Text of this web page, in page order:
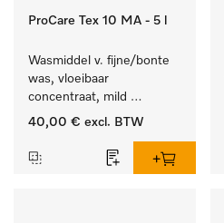
ProCare Tex 10 MA - 5 l
Wasmiddel v. fijne/bonte
was, vloeibaar
concentraat, mild
alkalisch, 5 l voor het
en gevoelig textiel.
40,00 € excl. BTW